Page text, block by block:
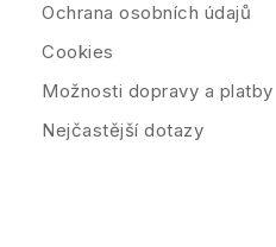
Ochrana osobních údajů
Cookies
Možnosti dopravy a platby
Nejčastější dotazy